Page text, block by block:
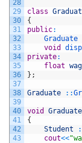
28
29
30
31
32
33
34
35
36
37
38
39
40
41
42
43
class
{
public:
Graduate
void
private:
float
} ;
Graduate ::
void Graduate
{
Student
cout<<